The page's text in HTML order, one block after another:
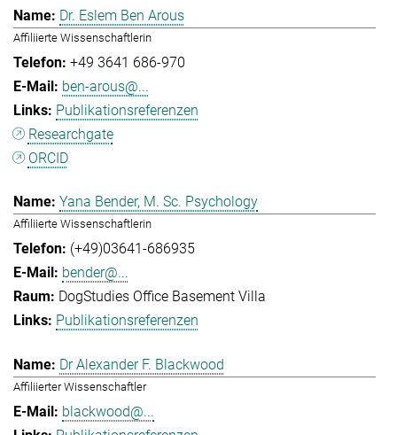
Dr. Eslem Ben Arous
Affiliierte Wissenschaftlerin
+49 3641 686-970
ben-arous@...
Publikationsreferenzen
Researchgate
ORCID
Yana Bender, M. Sc. Psychology
Affiliierte Wissenschaftlerin
(+49)03641-686935
bender@...
DogStudies Office Basement Villa
Publikationsreferenzen
Dr Alexander F. Blackwood
Affiliierter Wissenschaftler
blackwood@...